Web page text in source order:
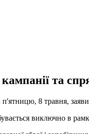
та
п'ятницю, 8 травня,
виключно в